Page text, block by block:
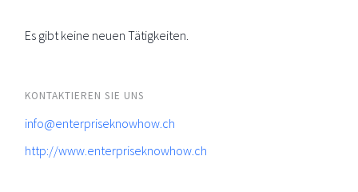
Es gibt keine neuen Tätigkeiten.
KONTAKTIEREN SIE UNS
info@enterpriseknowhow.ch
http://www.enterpriseknowhow.ch